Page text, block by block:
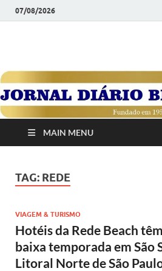
07/08/2026
JORNAL
BRASILIENSE
1958
MAIN MENU
TAG: REDE
VIAGEM & TURISMO
Hotéis da Rede Beach
baixa temporada em São
Litoral Norte de São